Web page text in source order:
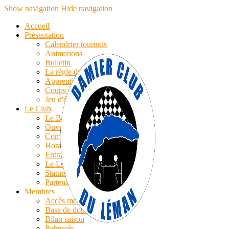
Show navigation Hide navigation
Accueil
Présentation
Calendrier tournois
Animations
Bulletin
La règle du jeu
Apprentissage
Coups simples
Jeu d'échecs
Le Club
Le Bureau
Ouverture
Compte-rendu AG
Horaires/Cotisations
Entrainements
Le Logo
Statuts
Partenaires
Membres
Accès membres
Base de données
Bilan saison